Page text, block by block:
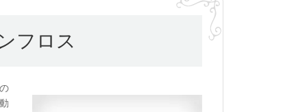
フロス